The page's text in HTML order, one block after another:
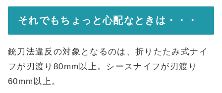
それでもちょっと心配なときは・・・
銃刀法違反の対象となるのは、折りたたみ式ナイ
フが刃渡り80mm以上。シースナイフが刃渡り
60mm以上。